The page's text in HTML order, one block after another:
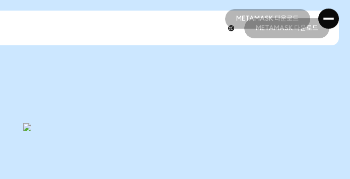
METAMASK 다운로드
METAMASK 다운로드
METAMASK 다운로드